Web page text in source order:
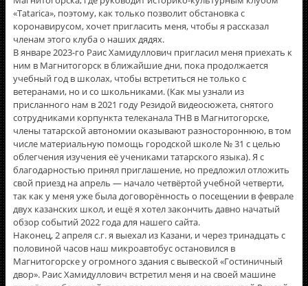
«Tatarica», поэтому, как только позволит обстановка с
коронавирусом, хочет пригласить меня, чтобы я рассказал
членам этого клуба о наших дядях.
В январе 2023-го Раис Хамидуллович пригласил меня приехать к
ним в Магнитогорск в ближайшие дни, пока продолжается
учебный год в школах, чтобы встретиться не только с
ветеранами, но и со школьниками. (Как мы узнали из
присланного нам в 2021 году Резидой видеосюжета, снятого
сотрудниками корпункта телеканала ТНВ в Магнитогорске,
члены татарской автономии оказывают разностороннюю, в том
числе материальную помощь городской школе № 31 с целью
облегчения изучения её учениками татарского языка). Я с
благодарностью принял приглашение, но предложил отложить
свой приезд на апрель — начало четвёртой учебной четверти,
так как у меня уже была договорённость о посещении в феврале
двух казанских школ, и ещё я хотел закончить давно начатый
обзор событий 2022 года для нашего сайта.
Наконец, 2 апреля с.г. я выехал из Казани, и через тринадцать с
половиной часов наш микроавтобус остановился в
Магнитогорске у огромного здания с вывеской «Гостиничный
двор». Раис Хамидуллович встретил меня и на своей машине